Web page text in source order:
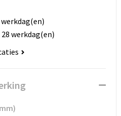
werkdag(en)
28 werkdag(en)